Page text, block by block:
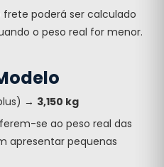
frete poderá ser calculado
o peso real for menor.
→ 3,150 kg
se ao peso real das
apresentar pequenas